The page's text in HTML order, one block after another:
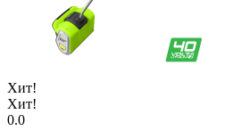
Хит!
Хит!
0.0